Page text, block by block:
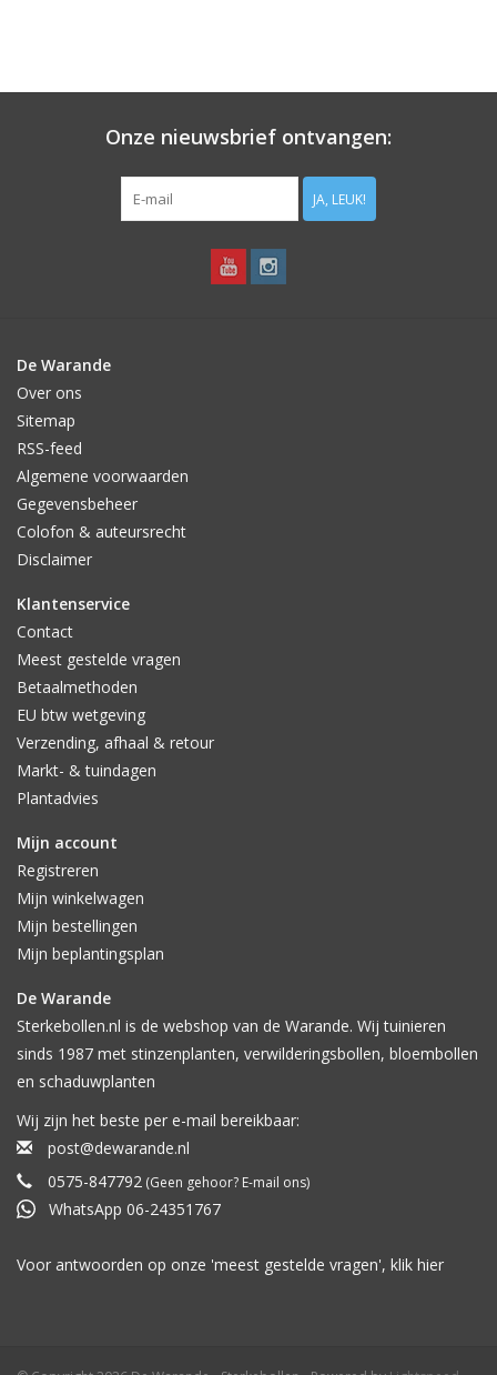
Onze nieuwsbrief ontvangen:
JA, LEUK!
De Warande
Over ons
Sitemap
RSS-feed
Algemene voorwaarden
Gegevensbeheer
Colofon & auteursrecht
Disclaimer
Klantenservice
Contact
Meest gestelde vragen
Betaalmethoden
EU btw wetgeving
Verzending, afhaal & retour
Markt- & tuindagen
Plantadvies
Mijn account
Registreren
Mijn winkelwagen
Mijn bestellingen
Mijn beplantingsplan
De Warande
Sterkebollen.nl is de webshop van de Warande. Wij tuinieren
sinds 1987 met stinzenplanten, verwilderingsbollen, bloembollen
en schaduwplanten
Wij zijn het beste per e-mail bereikbaar:
post@dewarande.nl
0575-847792 (Geen gehoor? E-mail ons)
WhatsApp 06-24351767
Voor antwoorden op onze 'meest gestelde vragen', klik hier